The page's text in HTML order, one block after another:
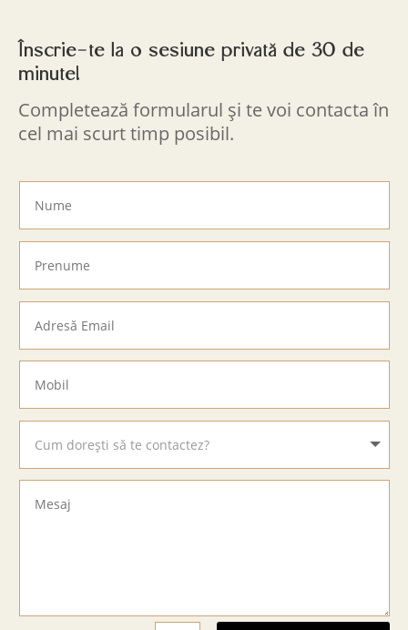
Înscrie-te la o sesiune privată de 30 de
minute!
Completează formularul și te voi contacta în
cel mai scurt timp posibil.